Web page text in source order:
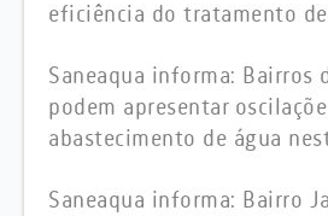
eficiência do tratamento
Saneaqua informa: Bairros
podem apresentar
abastecimento de água
Saneaqua informa: Bairro